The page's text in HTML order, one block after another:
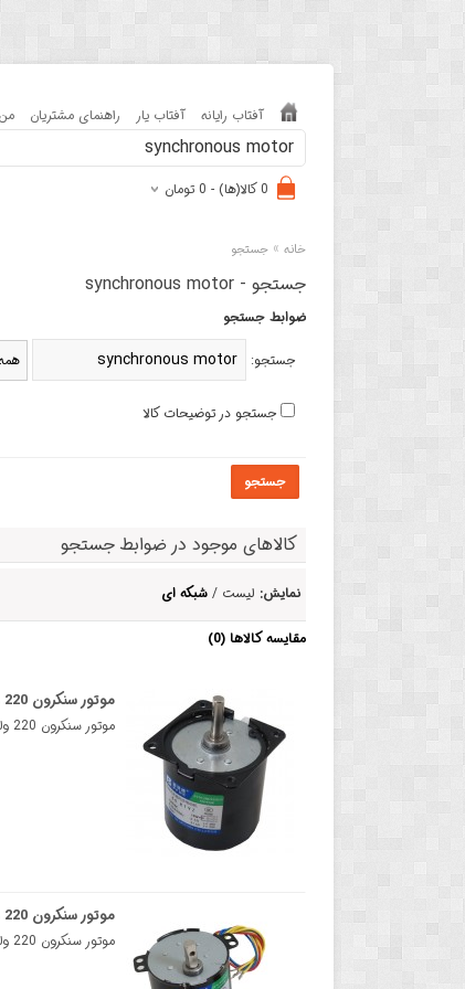
آفتاب رایانه آفتاب یار راهنمای مشتریان
0 کالا(ها) - 0 تومان
خانه »جستجو
جستجو - synchronous motor
ضوابط جستجو
جستجو:
جستجو در توضیحات کالا
جستجو
کالاهای موجود در ضوابط جستجو
نمایش: لیست /شبکه ای
مقایسه کالاها (0)
موتور سنکرون 220 ولت 14 وات 2.5RPM ) 60KTYZ )
موتور سنکرون 220 ولت 14 وات 2.5RPM ) 60KTYZ )موتور سنکرون نوعی موتور AC است که روتور آن با همان سرعت..
موتور سنکرون 220 ولت 6 وات 1RPM ) 50KTYZ )
موتور سنکرون 220 ولت 6 وات 1RPM ) 50KTYZ )موتور سنکرون 220 ولت 6 وات 1RPM (50KTYZ) یک نوع موتور القا..